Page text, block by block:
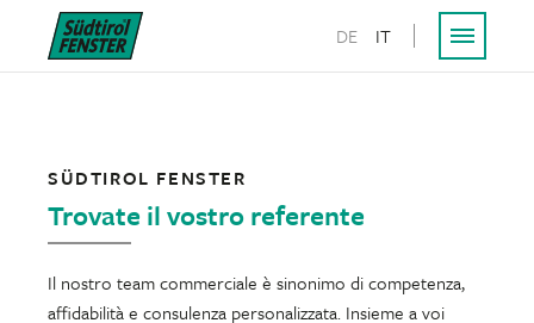
DE IT
SÜDTIROL FENSTER
Trovate il vostro referente
Il nostro team commerciale è sinonimo di competenza,
affidabilità e consulenza personalizzata. Insieme a voi